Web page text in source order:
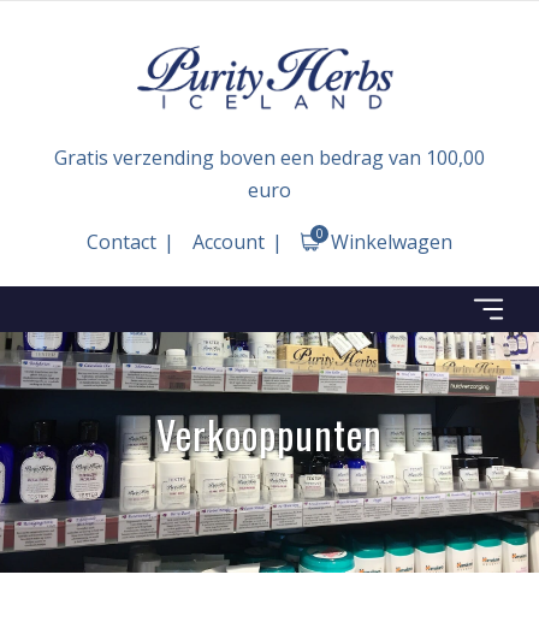
Gratis verzending boven een bedrag van 100,00
euro
Contact
Account Winkelwagen
0
Verkooppunten